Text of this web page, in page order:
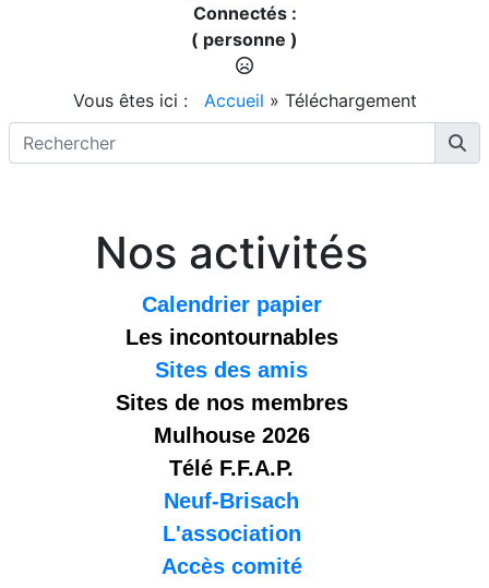
Connectés :
( personne )
Vous êtes ici : Accueil » Téléchargement
Nos activités
Calendrier papier
Les incontournables
Sites des amis
Sites de nos membres
Mulhouse 2026
Télé F.F.A.P.
Neuf-Brisach
L'association
Accès comité